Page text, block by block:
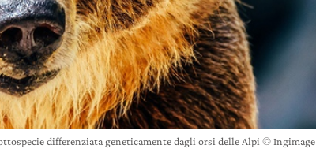
differenziata geneticamente dagli orsi delle Alpi © Ingimage